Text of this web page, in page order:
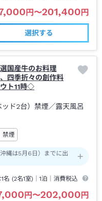
円〜201,400円
選択する
国産牛のお料理
四季折々の創作料
ト11時◇
ド2台）禁煙／露天風呂
禁煙
縄は5月6日）までに出
名 (2名1室)｜1泊 ｜消費税込
円〜202,000円